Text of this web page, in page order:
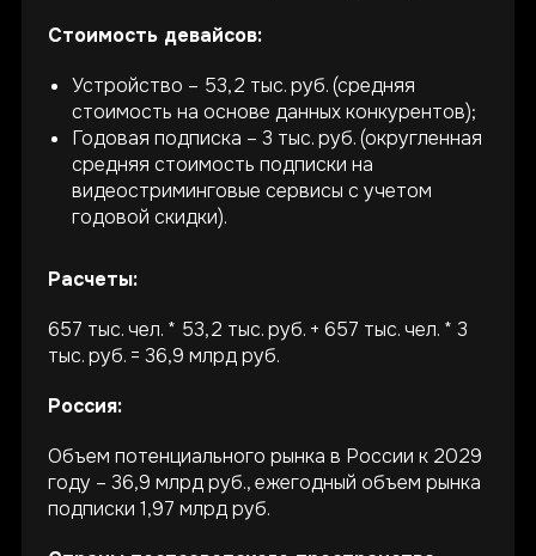
Стоимость девайсов:
Устройство – 53,2 тыс. руб. (средняя
стоимость на основе данных конкурентов);
Годовая подписка – 3 тыс. руб. (округленная
средняя стоимость подписки на
видеостриминговые сервисы с учетом
годовой скидки).
Расчеты:
657 тыс. чел. * 53,2 тыс. руб. + 657 тыс. чел. * 3
тыс. руб. = 36,9 млрд руб.
Россия:
Объем потенциального рынка в России к 2029
году – 36,9 млрд руб., ежегодный объем рынка
подписки 1,97 млрд руб.
АО «Нейрореволюция»
г. Москва, ул. Бакунинская, д. 73, стр. 2
ИНН 9701255148 ОГРН 1237700501268
pr@@neiry-bci.com
соглашение